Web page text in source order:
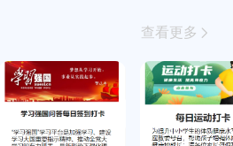
查看更多